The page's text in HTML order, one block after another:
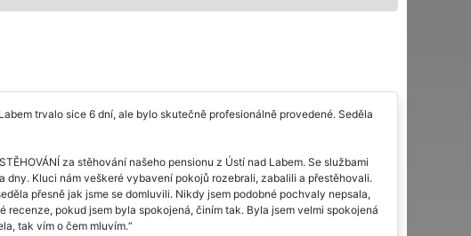
trvalo sice 6 dní, ale bylo skutečně profesionálně provedené. Seděla
za stěhování našeho pensionu z Ústí nad Labem. Se službami
Kluci nám veškeré vybavení pokojů rozebrali, zabalili a přestěhovali.
přesně jak jsme se domluvili. Nikdy jsem podobné pochvaly nepsala,
pokud jsem byla spokojená, činím tak. Byla jsem velmi spokojená
tak vím o čem mluvím.